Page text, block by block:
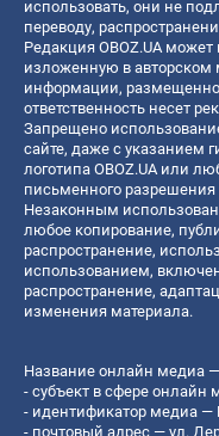
использовать, они не
переводу,
Редакция OBOZ.UA может
изложенную в авторском
информации,
ответственность несет
Запрещено
сайте, даже с указанием
логотипа OBOZ.UA или
письменного
Незаконным
любое копирование,
распространение,
использованием,
распространение,
изменения материала.
Название онлайн медиа —
- субъект в сфере онлайн
- идентификатор медиа —
- почтовый адрес — ул.